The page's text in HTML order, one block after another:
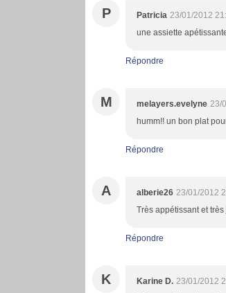
P Patricia 23/01/2012
une assiette
Répondre
M melayers.evelyne 23/
humm!! un bon plat
Répondre
A alberie26 23/01/2012
Très appétissant et
Répondre
K Karine D. 23/01/2012